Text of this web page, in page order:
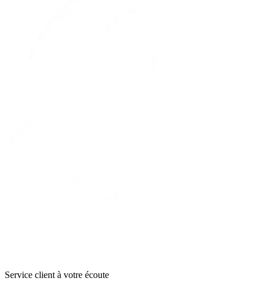
Service client à votre écoute